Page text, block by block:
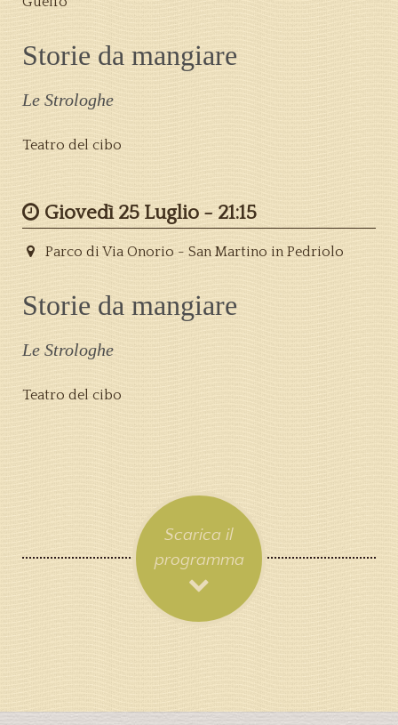
Storie da mangiare
Le Strologhe
Teatro del cibo
Giovedì 25 Luglio - 21:15
Parco di Via Onorio - San Martino in Pedriolo
Storie da mangiare
Le Strologhe
Teatro del cibo
Scarica il
programma